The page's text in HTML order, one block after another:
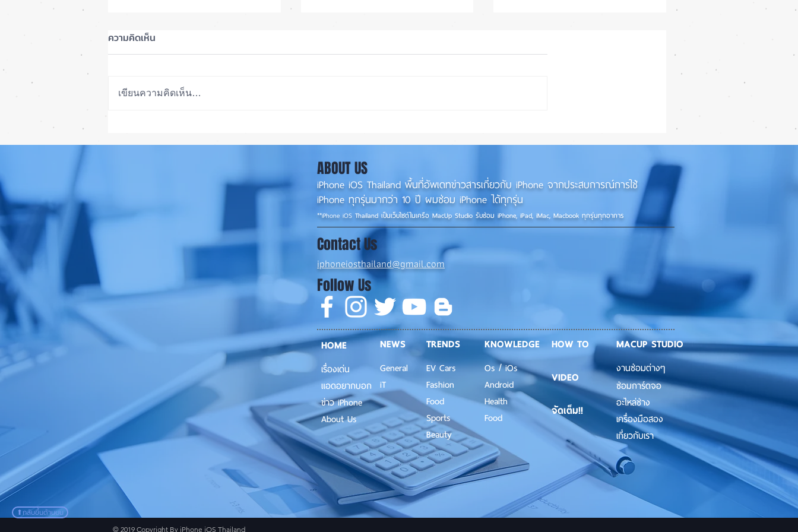
แตก ลอกจอได้ ถูกกว่าเปลี่ยนจอ
ร้านซ่อมiPadขอนแก่น
0956565090
เครื่องยิงเลเซอร์
ความคิดเห็น
เขียนความคิดเห็น…
⬆︎กลับขึ้นด้านบน
ABOUT US
iPhone iOS Thailand พื้นที่อัพเดทข่าวสารเกี่ยวกับ iPhone จากประสบการณ์การใช้
iPhone ทุกรุ่นมากว่า 10 ปี ผมซ่อม iPhone ได้ทุกรุ่น
**iPhone iOS Thailand เป็นเว็บไซต์ในเครือ MacUp Studio รับซ่อม iPhone, iPad, iMac, Macbook ทุกรุ่นทุกอาการ
Contact Us
iphoneiosthailand@gmail.com
Follow Us
HOME
เรื่องเด่น
แอดอยากบอก
ข่าว iPhone
About Us
NEWS
General
iT
TRENDS
EV Cars
Fashion
Food
Sports
Beauty
KNOWLEDGE
Os / iOs
Android
Health
Food
จัดเต็ม!!
HOW TO
VIDEO
MACUP STUDIO
งานซ่อมต่างๆ
ซ่อมการ์ดจอ
อะไหล่ช่าง
เครื่องมือสอง
เกี่ยวกับเรา
© 2019 Copyright By iPhone iOS Thailand